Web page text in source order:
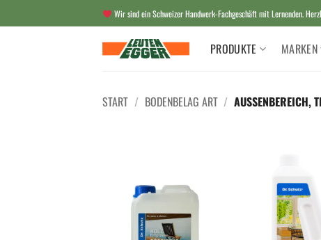
Inhalt
Wir sind ein Schweizer Handwerk-Fachgeschäft mit Lernenden.
PRODUKTE MARKEN
START / BODENBELAG ART / AUSSENBEREICH,